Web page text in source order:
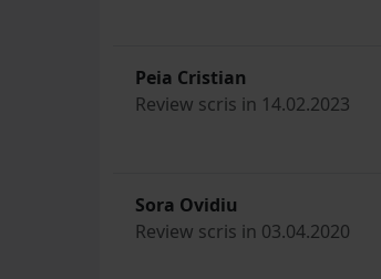
Peia Cristian
Review scris in 14.02.2023
Sora Ovidiu
Review scris in 03.04.2020